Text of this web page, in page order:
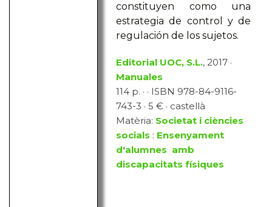
constituyen como una
estrategia de control y de
regulación de los sujetos.
Editorial UOC, S.L., 2017 ·
Manuales
114 p. · · ISBN 978-84-9116-
743-3 · 5 € · castellà
Matèria: Societat i ciències
socials : Ensenyament
d'alumnes amb
discapacitats físiques